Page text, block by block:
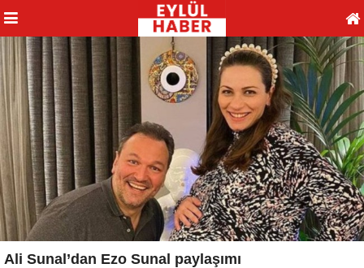
Ali Sunal’dan Ezo Sunal paylaşımı